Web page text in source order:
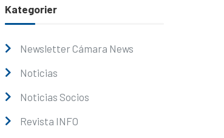
Kategorier
Newsletter Cámara News
Noticias
Noticias Socios
Revista INFO